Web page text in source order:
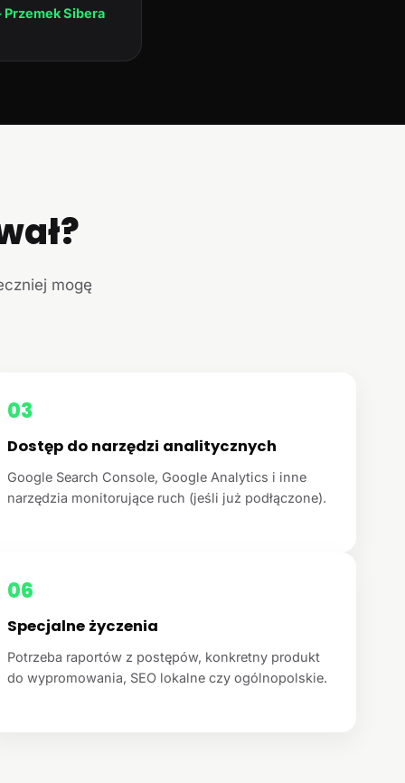
Sibera
mogę
03
Dostęp do narzędzi analitycznych
Google Search Console, Google Analytics i inne
narzędzia monitorujące ruch (jeśli już podłączone).
06
Specjalne życzenia
Potrzeba raportów z postępów, konkretny produkt
do wypromowania, SEO lokalne czy ogólnopolskie.